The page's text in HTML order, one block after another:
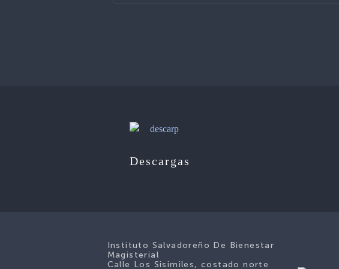
Descargas
Instituto Salvadoreño De Bienestar
Magisterial
Calle Los Sisimiles, costado norte